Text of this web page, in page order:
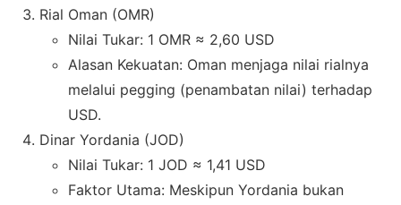
Rial Oman (OMR)
Nilai Tukar: 1 OMR ≈ 2,60 USD
Alasan Kekuatan: Oman menjaga nilai rialnya
melalui pegging (penambatan nilai) terhadap
USD.
Dinar Yordania (JOD)
Nilai Tukar: 1 JOD ≈ 1,41 USD
Faktor Utama: Meskipun Yordania bukan